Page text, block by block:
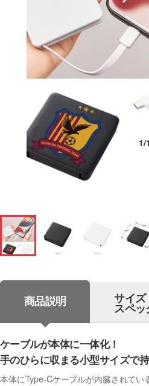
1/
商品説明 サイズ
スペッ
ケーブルが本体に一体化！
手のひらに収まる小型サイズで
本体にType-Cケーブルが内臓されてい